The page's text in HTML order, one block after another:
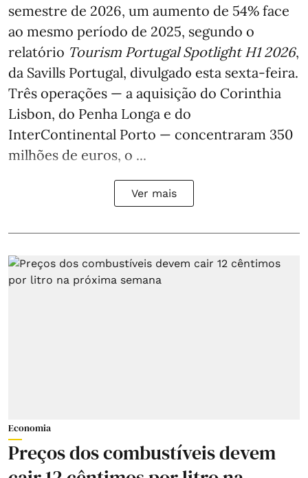
semestre de 2026, um aumento de 54% face
ao mesmo período de 2025, segundo o
relatório Tourism Portugal Spotlight H1 2026,
da Savills Portugal, divulgado esta sexta-feira.
Três operações — a aquisição do Corinthia
Lisbon, do Penha Longa e do
InterContinental Porto — concentraram 350
milhões de euros, o ...
Ver mais
Economia
Preços dos combustíveis devem